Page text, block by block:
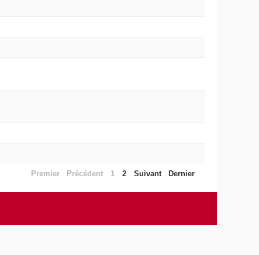
Premier Précédent 1 2 Suivant Dernier